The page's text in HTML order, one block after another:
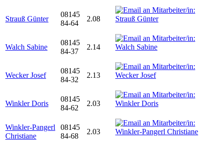
Strauß Günter
08145
84-64
2.08
Walch Sabine
08145
84-37
2.14
Wecker Josef
08145
84-32
2.13
Winkler Doris
08145
84-62
2.03
Winkler-Pangerl
Christiane
08145
84-68
2.03